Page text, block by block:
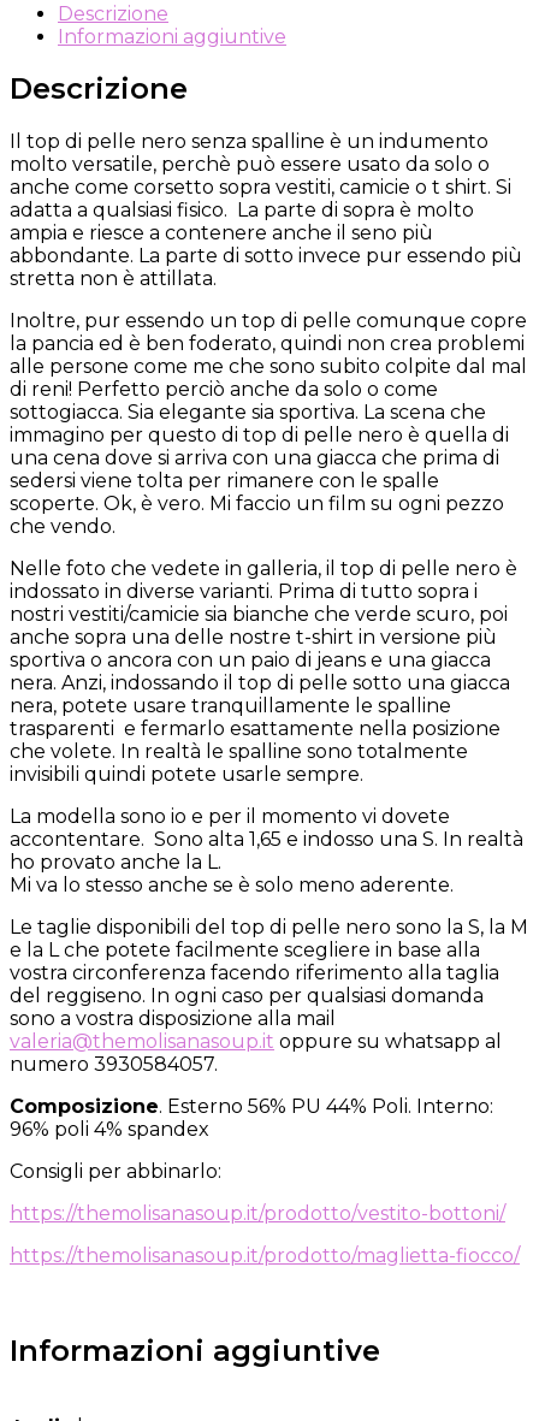
Descrizione
Informazioni aggiuntive
Descrizione
Il top di pelle nero senza spalline è un indumento
molto versatile, perchè può essere usato da solo o
anche come corsetto sopra vestiti, camicie o t shirt. Si
adatta a qualsiasi fisico. La parte di sopra è molto
ampia e riesce a contenere anche il seno più
abbondante. La parte di sotto invece pur essendo più
stretta non è attillata.
Inoltre, pur essendo un top di pelle comunque copre
la pancia ed è ben foderato, quindi non crea problemi
alle persone come me che sono subito colpite dal mal
di reni! Perfetto perciò anche da solo o come
sottogiacca. Sia elegante sia sportiva. La scena che
immagino per questo di top di pelle nero è quella di
una cena dove si arriva con una giacca che prima di
sedersi viene tolta per rimanere con le spalle
scoperte. Ok, è vero. Mi faccio un film su ogni pezzo
che vendo.
Nelle foto che vedete in galleria, il top di pelle nero è
indossato in diverse varianti. Prima di tutto sopra i
nostri vestiti/camicie sia bianche che verde scuro, poi
anche sopra una delle nostre t-shirt in versione più
sportiva o ancora con un paio di jeans e una giacca
nera. Anzi, indossando il top di pelle sotto una giacca
nera, potete usare tranquillamente le spalline
trasparenti e fermarlo esattamente nella posizione
che volete. In realtà le spalline sono totalmente
invisibili quindi potete usarle sempre.
La modella sono io e per il momento vi dovete
accontentare. Sono alta 1,65 e indosso una S. In realtà
ho provato anche la L.
Mi va lo stesso anche se è solo meno aderente.
Le taglie disponibili del top di pelle nero sono la S, la M
e la L che potete facilmente scegliere in base alla
vostra circonferenza facendo riferimento alla taglia
del reggiseno. In ogni caso per qualsiasi domanda
sono a vostra disposizione alla mail
valeria@themolisanasoup.it oppure su whatsapp al
numero 3930584057.
Composizione. Esterno 56% PU 44% Poli. Interno:
96% poli 4% spandex
Consigli per abbinarlo:
https://themolisanasoup.it/prodotto/vestito-bottoni/
https://themolisanasoup.it/prodotto/maglietta-fiocco/
Informazioni aggiuntive